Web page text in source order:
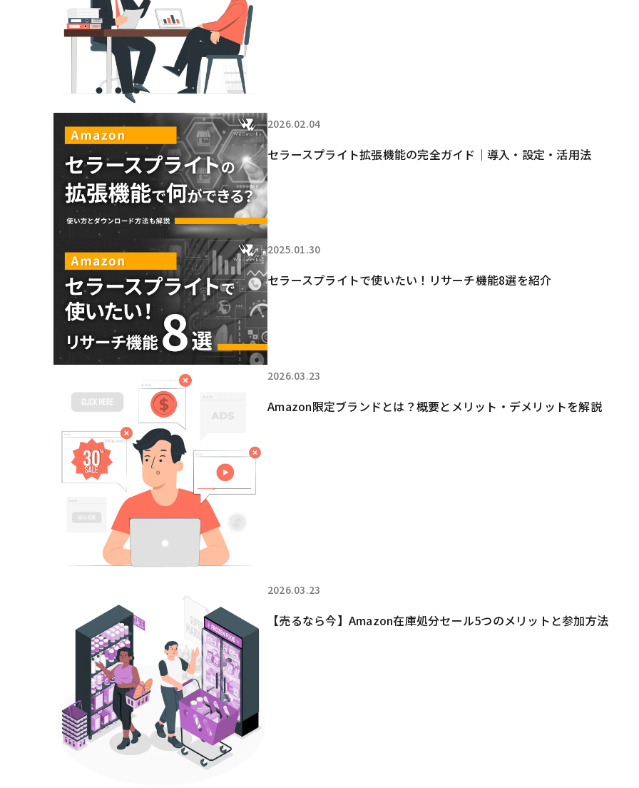
2026.02.04
セラースプライト拡張機能の完全ガイド｜導入・設定・活用法
2025.01.30
セラースプライトで使いたい！リサーチ機能8選を紹介
2026.03.23
Amazon限定ブランドとは？概要とメリット・デメリットを解説
2026.03.23
【売るなら今】Amazon在庫処分セール5つのメリットと参加方法